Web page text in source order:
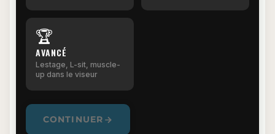
🏆
AVANCÉ
Lestage, L-sit, muscle-
up dans le viseur
CONTINUER